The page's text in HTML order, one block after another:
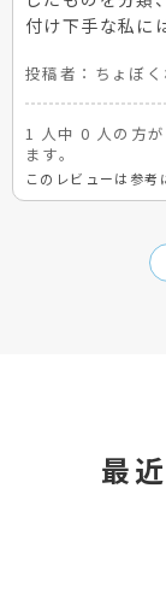
付け下手な私に
投稿者： ちょぼ
1 人中 0 人の方
ます。
このレビューは参
最